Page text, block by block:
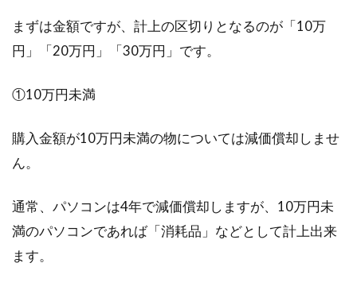
外国為替市場において終値とはいつ
具体的にいつの値段を言うのでしょうか。株式
会社の代表取締役とは？職業欄の書
まずは金額ですが、計上の区切りとなるのが「10万
円」「20万円」「30万円」です。
①10万円未満
購入金額が10万円未満の物については減価償却しませ
ん。
通常、パソコンは4年で減価償却しますが、10万円未
満のパソコンであれば「消耗品」などとして計上出来
ます。